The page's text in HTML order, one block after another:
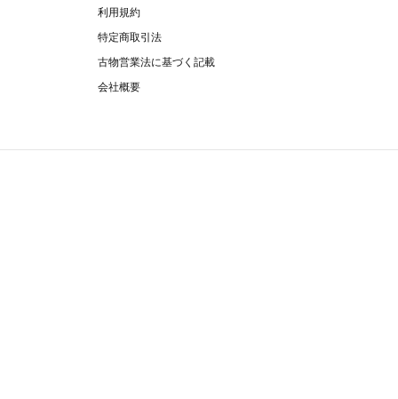
利用規約
特定商取引法
古物営業法に基づく記載
会社概要